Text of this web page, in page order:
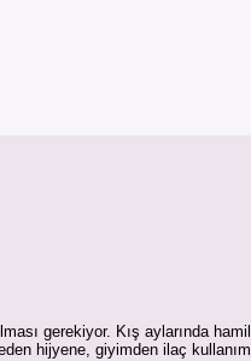
gerekiyor. Kış aylarında
hijyene, giyimden ilaç